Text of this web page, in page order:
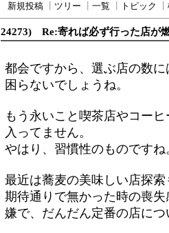
新規投稿 ツリー 一覧 トピック
24273) Re:寄れば必ず行った店が
都会ですから、選ぶ店の数に
困らないでしょうね。
もう永いこと喫茶店やコー
入ってません。
やはり、習慣性のものですね
最近は蕎麦の美味しい店探
期待通りで無かった時の喪
嫌で、だんだん定番の店に